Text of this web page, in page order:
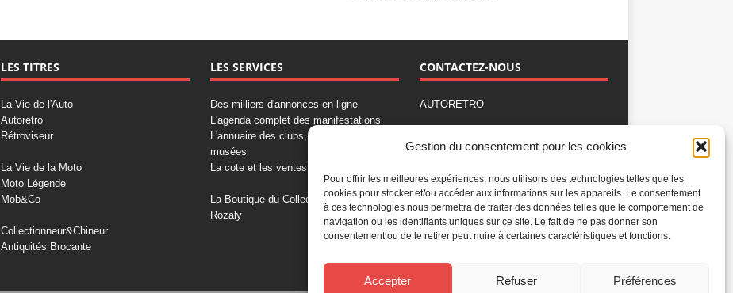
Gestion du consentement pour les cookies
Pour offrir les meilleures expériences, nous utilisons des technologies telles que les
cookies pour stocker et/ou accéder aux informations sur les appareils. Le consentement
à ces technologies nous permettra de traiter des données telles que le comportement de
navigation ou les identifiants uniques sur ce site. Le fait de ne pas donner son
consentement ou de le retirer peut nuire à certaines caractéristiques et fonctions.
Accepter Refuser Préférences
LES TITRES
La Vie de l'Auto
Autoretro
Rétroviseur
La Vie de la Moto
Moto Légende
Mob&Co
Collectionneur&Chineur
Antiquités Brocante
LES SERVICES
Des milliers d'annonces en ligne
L'agenda complet des manifestations
L'annuaire des clubs, professionnels,
musées
La cote et les ventes aux enchères
La Boutique du Collectionneur
Rozaly
CONTACTEZ-NOUS
AUTORETRO
77309 Fontainebleau Cedex
Fax: 01 60 39 69 00
Nous contacter par email
Mentions légales
Gestion des cookies